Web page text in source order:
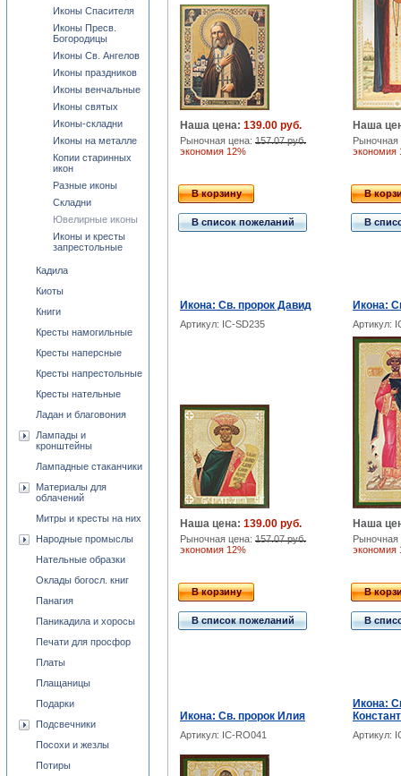
Наша цена: 139.00 руб.
Рыночная цена: 157.07 руб.
экономия 12%
Наша
экономия
В корзину
В список пожеланий
В
В
Икона: Св. пророк Давид Икона:
Артикул: IC-SD235 Артикул:
Наша цена: 139.00 руб.
Рыночная цена: 157.07 руб.
экономия 12%
Наша
экономия
В корзину
В список пожеланий
В
В
Икона: Св. пророк Илия
Икона:
Артикул: IC-RO041 Артикул:
Иконы Спасителя
Иконы Пресв.
Богородицы
Иконы Св. Ангелов
Иконы праздников
Иконы венчальные
Иконы святых
Иконы-складни
Иконы на металле
Копии старинных
икон
Разные иконы
Складни
Ювелирные иконы
Иконы и кресты
запрестольные
Кадила
Киоты
Книги
Кресты намогильные
Кресты наперсные
Кресты напрестольные
Кресты нательные
Ладан и благовония
Лампады и
кронштейны
Лампадные стаканчики
Материалы для
облачений
Митры и кресты на них
Народные промыслы
Нательные образки
Оклады богосл. книг
Панагия
Паникадила и хоросы
Печати для просфор
Платы
Плащаницы
Подарки
Подсвечники
Посохи и жезлы
Потиры